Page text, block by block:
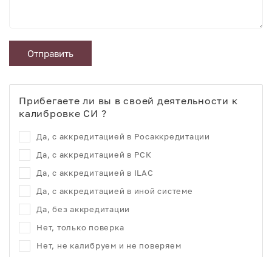
Отправить
Прибегаете ли вы в своей деятельности к
калибровке СИ ?
Да, с аккредитацией в Росаккредитации
Да, с аккредитацией в РСК
Да, с аккредитацией в ILAC
Да, с аккредитацией в иной системе
Да, без аккредитации
Нет, только поверка
Нет, не калибруем и не поверяем